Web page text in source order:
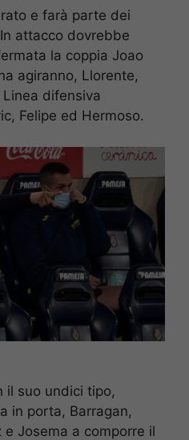
e farà parte dei
attacco dovrebbe
la coppia Joao
agiranno, Llorente,
Linea difensiva
Felipe ed Hermoso.
il suo undici tipo,
in porta, Barragan,
e Josema a comporre il